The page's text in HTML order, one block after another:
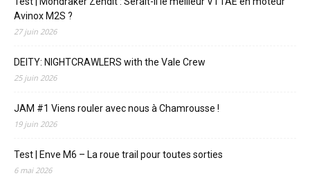
Avinox M2S ?
27 juin 2026
DEITY: NIGHTCRAWLERS with the Vale Crew
25 juin 2026
JAM #1 Viens rouler avec nous à Chamrousse !
19 juin 2026
Test | Enve M6 – La roue trail pour toutes sorties
6 mai 2026